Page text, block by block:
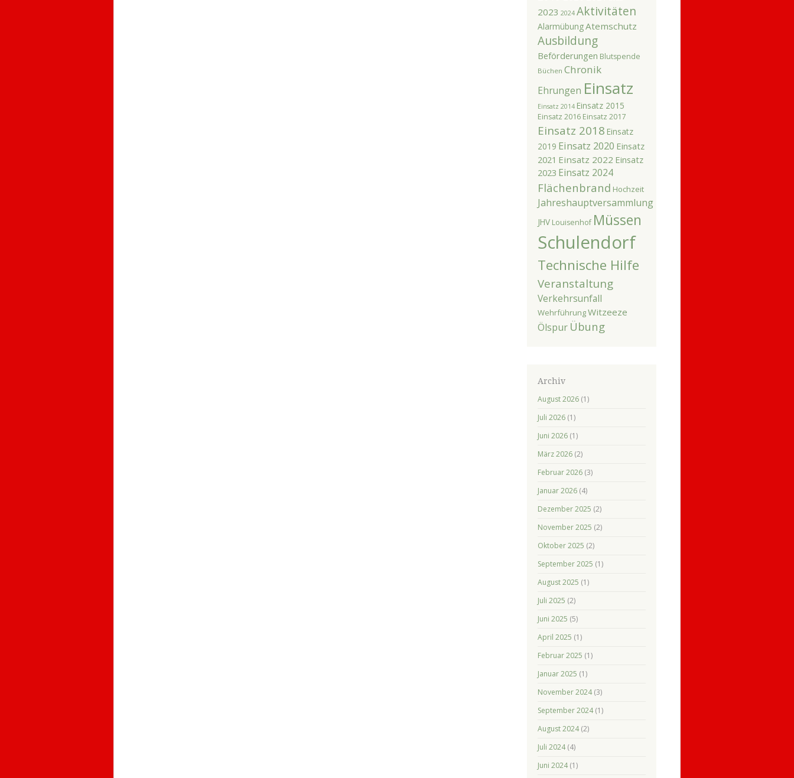
2023 2024 Aktivitäten
AlarmübungAtemschutz
Ausbildung
Beförderungen Blutspende
Büchen Chronik
Ehrungen Einsatz
Einsatz 2014 Einsatz 2015
Einsatz 2016 Einsatz 2017
Einsatz 2018 Einsatz
2019 Einsatz 2020 Einsatz
2021 Einsatz 2022 Einsatz
2023 Einsatz 2024
Flächenbrand Hochzeit
Jahreshauptversammlung
JHV Louisenhof Müssen
Schulendorf
Technische Hilfe
Veranstaltung
Verkehrsunfall
WehrführungWitzeeze
Ölspur Übung
Archiv
August 2026(1)
Juli 2026(1)
Juni 2026(1)
März 2026(2)
Februar 2026(3)
Januar 2026(4)
Dezember 2025 (2)
November 2025 (2)
Oktober 2025 (2)
September 2025 (1)
August 2025 (1)
Juli 2025 (2)
Juni 2025 (5)
April 2025 (1)
Februar 2025 (1)
Januar 2025 (1)
November 2024(3)
September 2024(1)
August 2024(2)
Juli 2024(4)
Juni 2024(1)